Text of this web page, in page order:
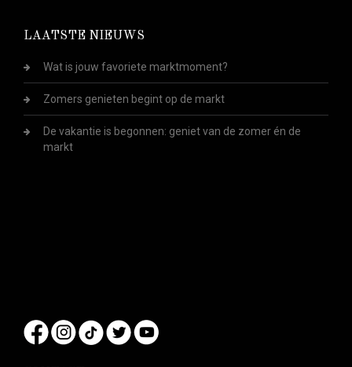
LAATSTE NIEUWS
Wat is jouw favoriete marktmoment?
Zomers genieten begint op de markt
De vakantie is begonnen: geniet van de zomer én de
markt